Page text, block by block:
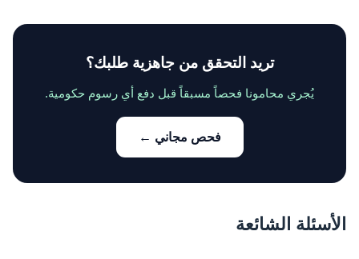
تريد التحقق من جاهزية طلبك؟
يُجري محامونا فحصاً مسبقاً قبل دفع أي رسوم حكومية.
فحص مجاني ←
الأسئلة الشائعة